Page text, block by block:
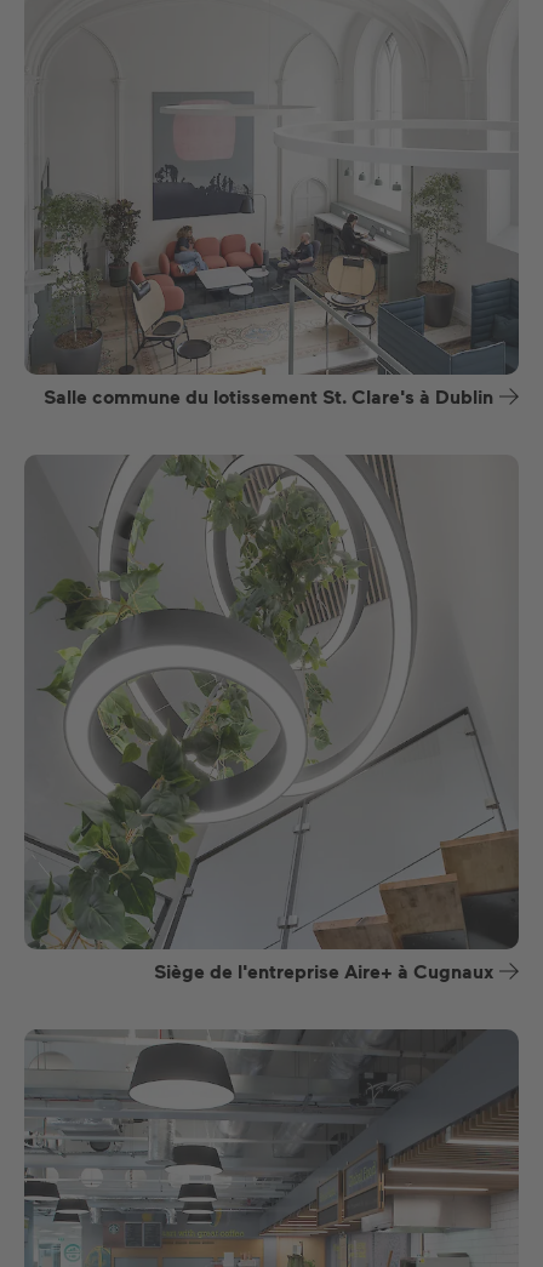
Salle commune du lotissement St. Clare's à Dublin
Siège de l'entreprise Aire+ à Cugnaux